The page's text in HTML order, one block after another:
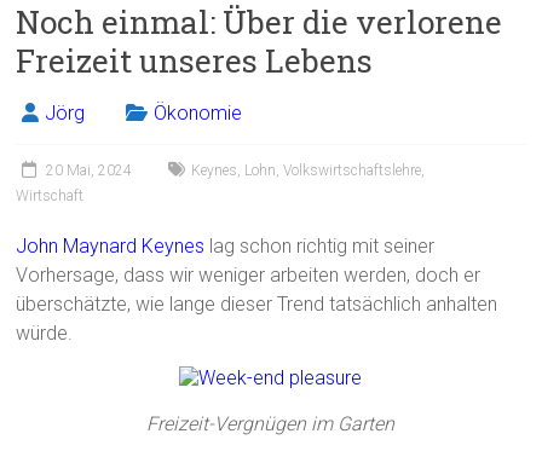
Noch einmal: Über die verlorene
Freizeit unseres Lebens
Jörg Ökonomie
20 Mai, 2024 Keynes, Lohn,Volkswirtschaftslehre,
Wirtschaft
John Maynard Keynes lag schon richtig mit seiner
Vorhersage, dass wir weniger arbeiten werden, doch er
überschätzte, wie lange dieser Trend tatsächlich anhalten
würde.
Freizeit-Vergnügen im Garten